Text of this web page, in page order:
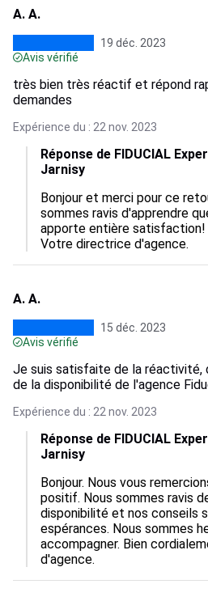
A. A.
19 déc. 2023
Avis vérifié
très bien très réactif et répond
demandes
Expérience du : 22 nov. 2023
Réponse de FIDUCIAL
Jarnisy
Bonjour et merci pour ce
sommes ravis d'apprendre
apporte entière satisfaction!
Votre directrice d'agence.
A. A.
15 déc. 2023
Avis vérifié
Je suis satisfaite de la réactivité,
de la disponibilité de l'agence
Expérience du : 22 nov. 2023
Réponse de FIDUCIAL
Jarnisy
Bonjour. Nous vous
positif. Nous sommes ravis
disponibilité et nos conseils
espérances. Nous sommes
accompagner. Bien
d'agence.